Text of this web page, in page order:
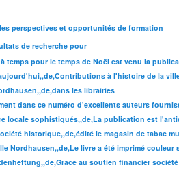
perspectives et opportunités de formation
de recherche pour
temps pour le temps de Noël est venu la
à l'histoire de la
les librairies
dans ce numéro d'excellents auteurs
locale sophistiqués,,de,La publication est
historique,,de,édité le magasin de tabac
Nordhausen,,de,Le livre a été imprimé couleur
au soutien financier société